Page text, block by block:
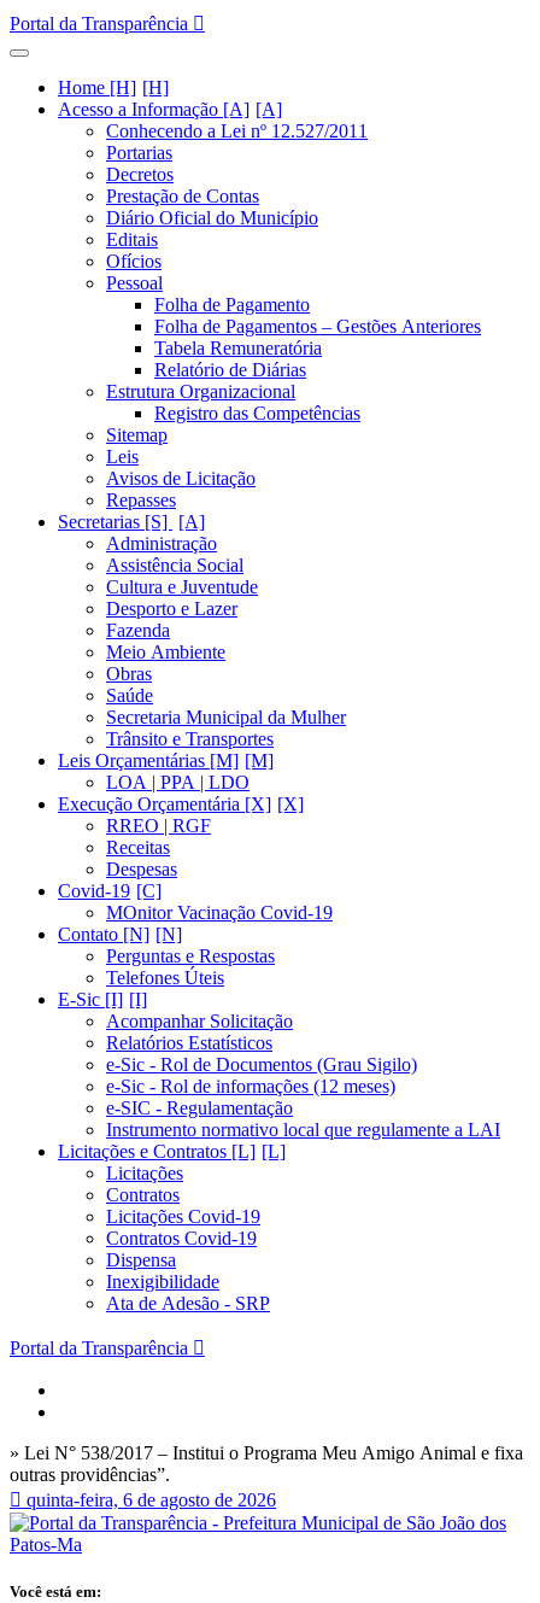
Portal da Transparência
Home [H]
Acesso a Informação [A]
Conhecendo a Lei nº 12.527/2011
Portarias
Decretos
Prestação de Contas
Diário Oficial do Município
Editais
Ofícios
Pessoal
Folha de Pagamento
Folha de Pagamentos – Gestões Anteriores
Tabela Remuneratória
Relatório de Diárias
Estrutura Organizacional
Registro das Competências
Sitemap
Leis
Avisos de Licitação
Repasses
Secretarias [S]
Administração
Assistência Social
Cultura e Juventude
Desporto e Lazer
Fazenda
Meio Ambiente
Obras
Saúde
Secretaria Municipal da Mulher
Trânsito e Transportes
Leis Orçamentárias [M]
LOA | PPA | LDO
Execução Orçamentária [X]
RREO | RGF
Receitas
Despesas
Covid-19
MOnitor Vacinação Covid-19
Contato [N]
Perguntas e Respostas
Telefones Úteis
E-Sic [I]
Acompanhar Solicitação
Relatórios Estatísticos
e-Sic - Rol de Documentos (Grau Sigilo)
e-Sic - Rol de informações (12 meses)
e-SIC - Regulamentação
Instrumento normativo local que regulamente a LAI
Licitações e Contratos [L]
Licitações
Contratos
Licitações Covid-19
Contratos Covid-19
Dispensa
Inexigibilidade
Ata de Adesão - SRP
Portal da Transparência
» Lei N° 538/2017 – Institui o Programa Meu Amigo Animal e fixa
outras providências”.
quinta-feira, 6 de agosto de 2026
Você está em: